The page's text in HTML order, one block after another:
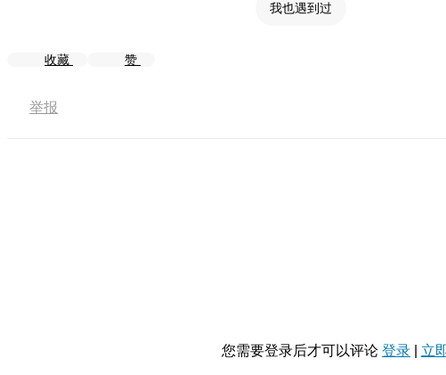
我也遇到过
收藏 赞
举报
您需要登录后才可以评论 登录 立